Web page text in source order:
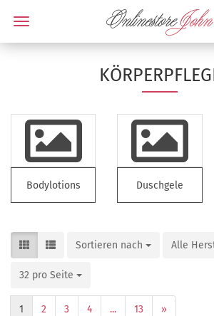
Bodylotions Duschgele
Sortieren nach Alle
32 pro Seite
1 2 3 4 ... 13 »